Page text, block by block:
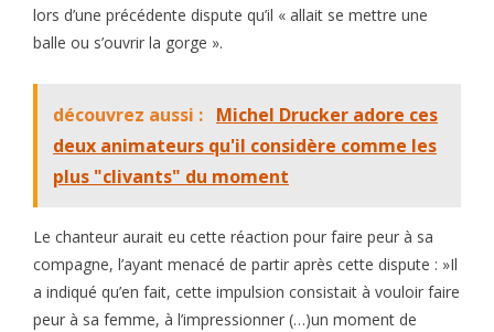
lors d’une précédente dispute qu’il « allait se mettre une
balle ou s’ouvrir la gorge ».
découvrez aussi : Michel Drucker adore ces
deux animateurs qu'il considère comme les
plus "clivants" du moment
Le chanteur aurait eu cette réaction pour faire peur à sa
compagne, l’ayant menacé de partir après cette dispute : »Il
a indiqué qu’en fait, cette impulsion consistait à vouloir faire
peur à sa femme, à l’impressionner (…)un moment de